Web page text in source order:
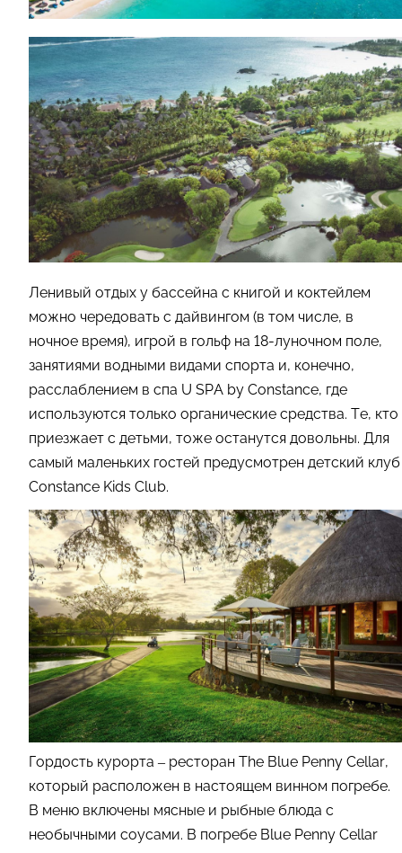
Ленивый отдых у бассейна с книгой и коктейлем
можно чередовать с дайвингом (в том числе, в
ночное время), игрой в гольф на 18-луночном поле,
занятиями водными видами спорта и, конечно,
расслаблением в спа U SPA by Constance, где
используются только органические средства. Те, кто
приезжает с детьми, тоже останутся довольны. Для
самый маленьких гостей предусмотрен детский клуб
Constance Kids Club.
Гордость курорта – ресторан The Blue Penny Cellar,
который расположен в настоящем винном погребе.
В меню включены мясные и рыбные блюда с
необычными соусами. В погребе Blue Penny Cellar